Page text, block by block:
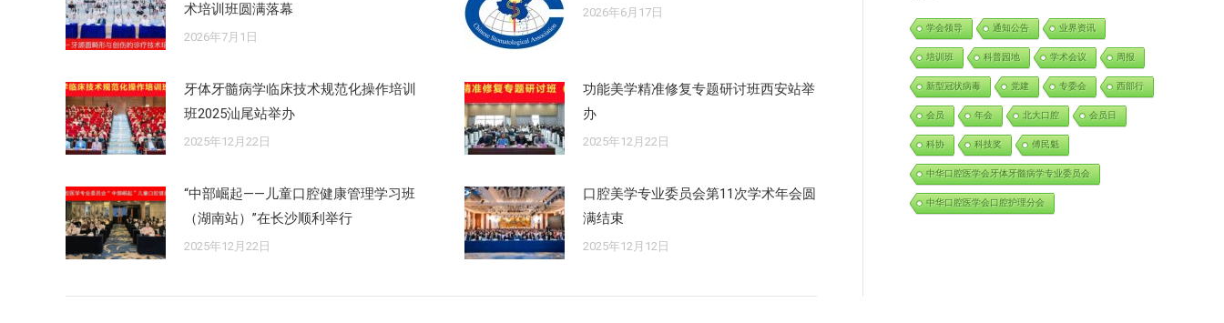
术培训班圆满落幕
2026年7月1日
2026年6月17日
牙体牙髓病学临床技术规范化操作培训
班2025汕尾站举办
2025年12月22日
功能美学精准修复专题研讨班西安站举
办
2025年12月22日
“中部崛起——儿童口腔健康管理学习班
（湖南站）”在长沙顺利举行
2025年12月22日
口腔美学专业委员会第11次学术年会圆
满结束
2025年12月12日
学会领导 通知公告 业界资讯
培训班 科普园地 学术会议 周报
新型冠状病毒 党建 专委会 西部行
会员 年会 北大口腔 会员日
科协 科技奖 傅民魁
中华口腔医学会牙体牙髓病学专业委员会
中华口腔医学会口腔护理分会